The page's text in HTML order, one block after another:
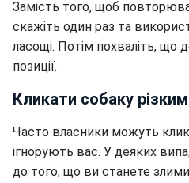
Замість того, щоб
скажіть один раз та
ласощі. Потім похваліть, що
позиції.
Кликати собаку
Часто власники можуть
ігнорують вас. У деяких
до того, що ви станете